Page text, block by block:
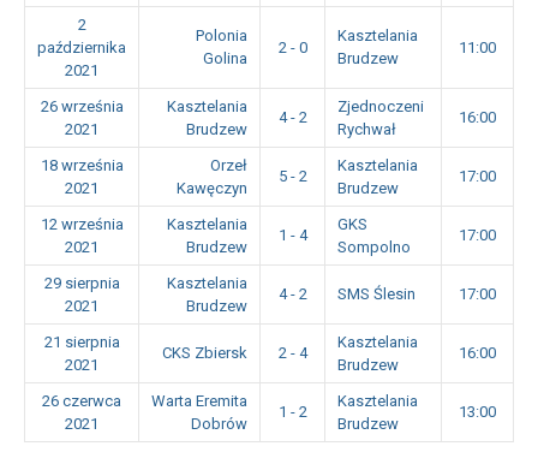
2
października
2021
Polonia
Golina
2 - 0
Kasztelania
Brudzew
11:00
26 września
2021
Kasztelania
Brudzew
4 - 2
Zjednoczeni
Rychwał
16:00
18 września
2021
Orzeł
Kawęczyn
5 - 2
Kasztelania
Brudzew
17:00
12 września
2021
Kasztelania
Brudzew
1 - 4
GKS
Sompolno
17:00
29 sierpnia
2021
Kasztelania
Brudzew
4 - 2 SMS Ślesin 17:00
21 sierpnia
2021
CKS Zbiersk 2 - 4
Kasztelania
Brudzew
16:00
26 czerwca
2021
Warta Eremita
Dobrów
1 - 2
Kasztelania
Brudzew
13:00